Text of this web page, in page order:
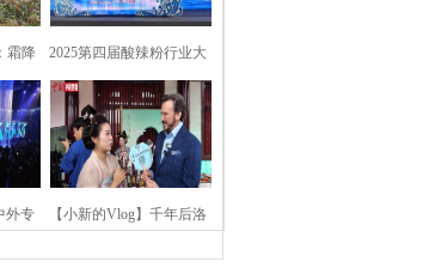
霜降 2025第四届酸辣粉行业大
会在河南开封举行
外专 【小新的Vlog】千年后洛